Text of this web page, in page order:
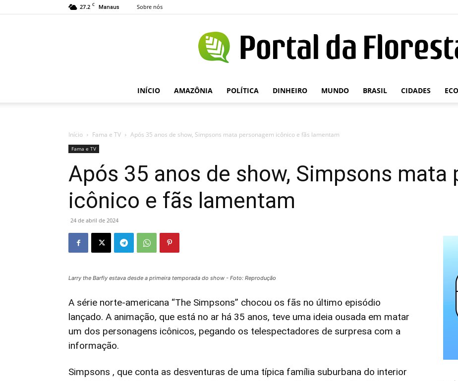
27.2 C Manaus Sobre nós
Portal
INÍCIO AMAZÔNIA POLÍTICA DINHEIRO MUNDO BRASIL CIDADES
Início Fama e TV Após 35 anos de show, Simpsons mata personagem icônico e fãs lamentam
Fama e TV
Após 35 anos de show, Simpsons mata
icônico e fãs lamentam
24 de abril de 2024
Larry the Barfly estava desde a primeira temporada do show - Foto: Reprodução
A série norte-americana “The Simpsons” chocou os fãs no último episódio
lançado. A animação, que está no ar há 35 anos, teve uma ideia ousada em matar
um dos personagens icônicos, pegando os telespectadores de surpresa com a
informação.
Simpsons , que conta as desventuras de uma típica família suburbana do interior